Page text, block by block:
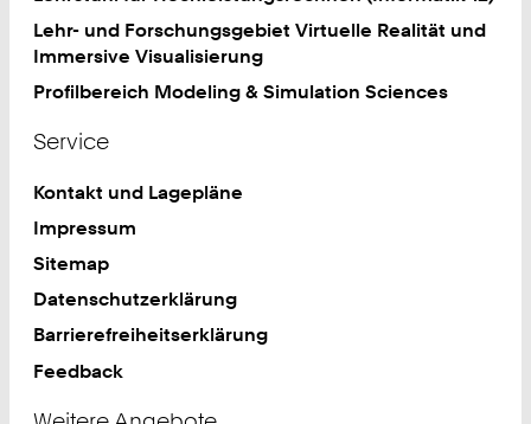
Lehr- und Forschungsgebiet Virtuelle Realität und
Immersive Visualisierung
Profilbereich Modeling & Simulation Sciences
Service
Kontakt und Lagepläne
Impressum
Sitemap
Datenschutzerklärung
Barrierefreiheitserklärung
Feedback